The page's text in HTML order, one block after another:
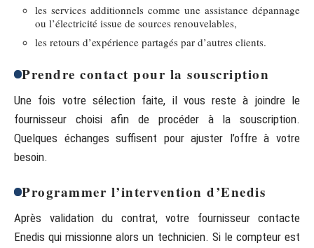
les services additionnels comme une assistance dépannage
ou l’électricité issue de sources renouvelables,
les retours d’expérience partagés par d’autres clients.
Prendre contact pour la souscription
Une fois votre sélection faite, il vous reste à joindre le
fournisseur choisi afin de procéder à la souscription.
Quelques échanges suffisent pour ajuster l’offre à votre
besoin.
Programmer l’intervention d’Enedis
Après validation du contrat, votre fournisseur contacte
Enedis qui missionne alors un technicien. Si le compteur est